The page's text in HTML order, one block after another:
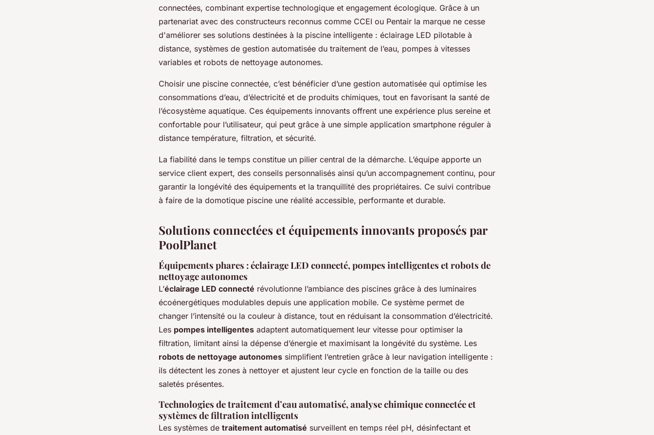
connectées, combinant expertise technologique et engagement écologique. Grâce à un
partenariat avec des constructeurs reconnus comme CCEI ou Pentair la marque ne cesse
d'améliorer ses solutions destinées à la piscine intelligente : éclairage LED pilotable à
distance, systèmes de gestion automatisée du traitement de l’eau, pompes à vitesses
variables et robots de nettoyage autonomes.
Choisir une piscine connectée, c’est bénéficier d’une gestion automatisée qui optimise les
consommations d’eau, d’électricité et de produits chimiques, tout en favorisant la santé de
l’écosystème aquatique. Ces équipements innovants offrent une expérience plus sereine et
confortable pour l’utilisateur, qui peut grâce à une simple application smartphone réguler à
distance température, filtration, et sécurité.
La fiabilité dans le temps constitue un pilier central de la démarche. L’équipe apporte un
service client expert, des conseils personnalisés ainsi qu’un accompagnement continu, pour
garantir la longévité des équipements et la tranquillité des propriétaires. Ce suivi contribue
à faire de la domotique piscine une réalité accessible, performante et durable.
Solutions connectées et équipements innovants proposés par
PoolPlanet
Équipements phares : éclairage LED connecté, pompes intelligentes et robots de
nettoyage autonomes
L’éclairage LED connecté révolutionne l’ambiance des piscines grâce à des luminaires
écoénergétiques modulables depuis une application mobile. Ce système permet de
changer l’intensité ou la couleur à distance, tout en réduisant la consommation d’électricité.
Les pompes intelligentes adaptent automatiquement leur vitesse pour optimiser la
filtration, limitant ainsi la dépense d’énergie et maximisant la longévité du système. Les
robots de nettoyage autonomes simplifient l’entretien grâce à leur navigation intelligente :
ils détectent les zones à nettoyer et ajustent leur cycle en fonction de la taille ou des
saletés présentes.
Technologies de traitement d’eau automatisé, analyse chimique connectée et
systèmes de filtration intelligents
Les systèmes de traitement automatisé surveillent en temps réel pH, désinfectant et